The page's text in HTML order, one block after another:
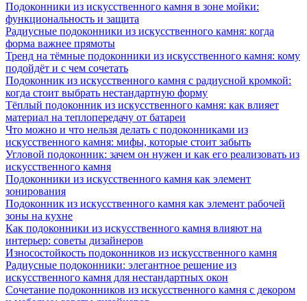
Подоконники из искусственного камня в зоне мойки:
функциональность и защита
Радиусные подоконники из искусственного камня: когда
форма важнее прямоты
Тренд на тёмные подоконники из искусственного камня: кому
подойдёт и с чем сочетать
Подоконник из искусственного камня с радиусной кромкой:
когда стоит выбрать нестандартную форму
Тёплый подоконник из искусственного камня: как влияет
материал на теплопередачу от батареи
Что можно и что нельзя делать с подоконниками из
искусственного камня: мифы, которые стоит забыть
Угловой подоконник: зачем он нужен и как его реализовать из
искусственного камня
Подоконники из искусственного камня как элемент
зонирования
Подоконник из искусственного камня как элемент рабочей
зоны на кухне
Как подоконники из искусственного камня влияют на
интерьер: советы дизайнеров
Износостойкость подоконников из искусственного камня
Радиусные подоконники: элегантное решение из
искусственного камня для нестандартных окон
Сочетание подоконников из искусственного камня с декором